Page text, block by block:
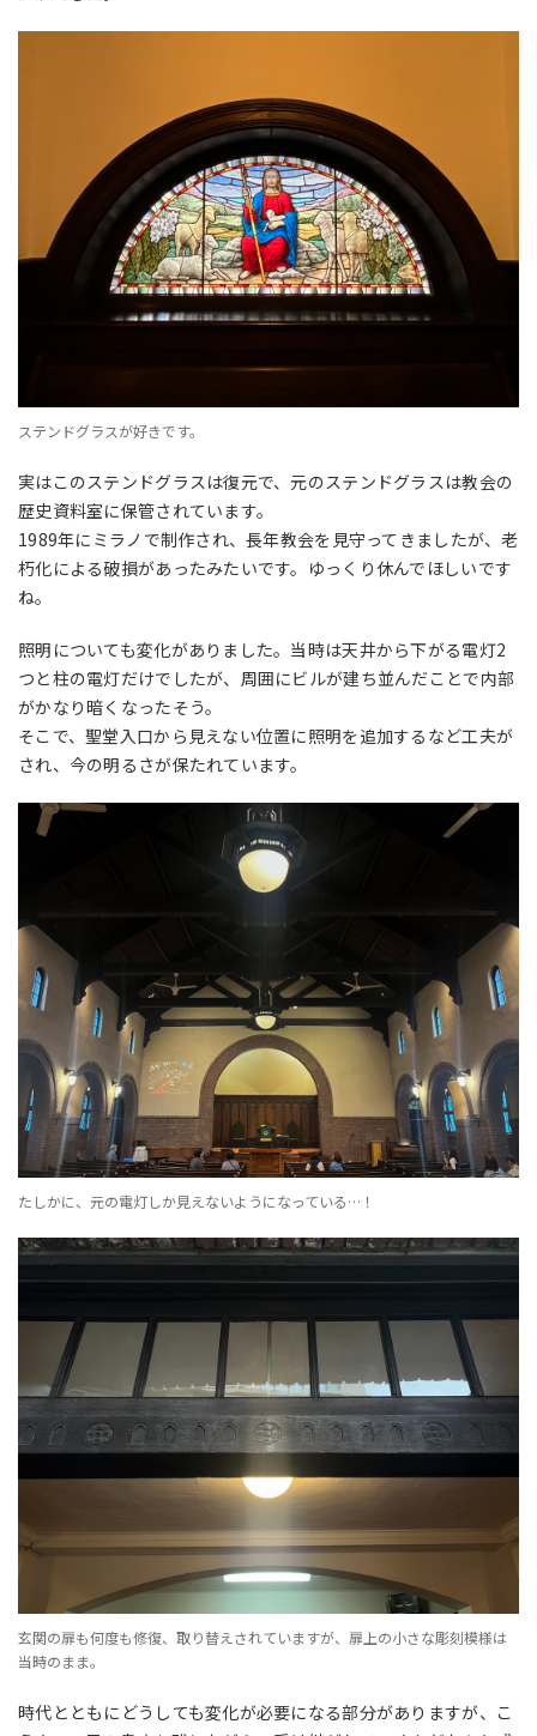
ステンドグラスが好きです。
実はこのステンドグラスは復元で、元のステンドグラスは教会の
歴史資料室に保管されています。
1989年にミラノで制作され、長年教会を見守ってきましたが、老
朽化による破損があったみたいです。ゆっくり休んでほしいです
ね。
照明についても変化がありました。当時は天井から下がる電灯2
つと柱の電灯だけでしたが、周囲にビルが建ち並んだことで内部
がかなり暗くなったそう。
そこで、聖堂入口から見えない位置に照明を追加するなど工夫が
され、今の明るさが保たれています。
たしかに、元の電灯しか見えないようになっている…！
玄関の扉も何度も修復、取り替えされていますが、扉上の小さな彫刻模様は
当時のまま。
時代とともにどうしても変化が必要になる部分がありますが、こ